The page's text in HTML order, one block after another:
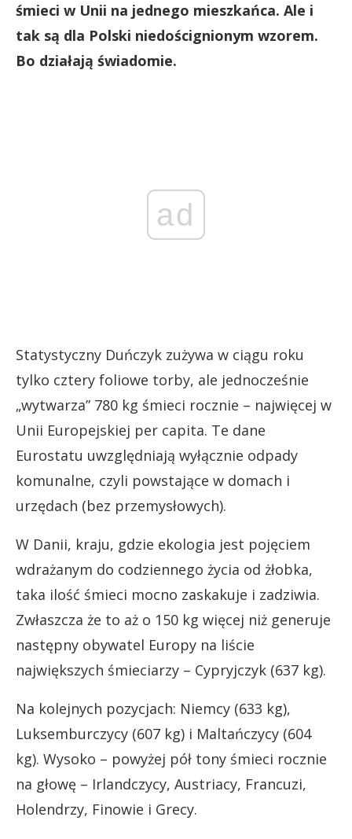
śmieci w Unii na jednego mieszkańca. Ale i
tak są dla Polski niedoścignionym wzorem.
Bo działają świadomie.
ad
Statystyczny Duńczyk zużywa w ciągu roku
tylko cztery foliowe torby, ale jednocześnie
„wytwarza” 780 kg śmieci rocznie – najwięcej w
Unii Europejskiej per capita. Te dane
Eurostatu uwzględniają wyłącznie odpady
komunalne, czyli powstające w domach i
urzędach (bez przemysłowych).
W Danii, kraju, gdzie ekologia jest pojęciem
wdrażanym do codziennego życia od żłobka,
taka ilość śmieci mocno zaskakuje i zadziwia.
Zwłaszcza że to aż o 150 kg więcej niż generuje
następny obywatel Europy na liście
największych śmieciarzy – Cypryjczyk (637 kg).
Na kolejnych pozycjach: Niemcy (633 kg),
Luksemburczycy (607 kg) i Maltańczycy (604
kg). Wysoko – powyżej pół tony śmieci rocznie
na głowę – Irlandczycy, Austriacy, Francuzi,
Holendrzy, Finowie i Grecy.